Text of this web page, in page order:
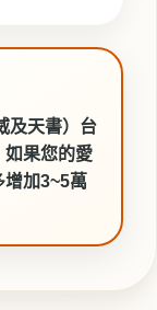
及天書）台
如果您的愛
加3~5萬